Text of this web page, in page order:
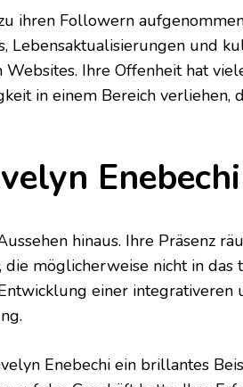
ihren Followern
Lebensaktualisierungen und
Ihre Offenheit hat
in einem Bereich verliehen,
hinaus. Ihre Präsenz
möglicherweise nicht in
einer
Enebechi ein brillantes